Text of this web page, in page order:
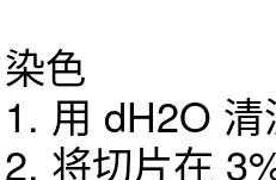
染色
1. 用 dH2O
2. 将切片在